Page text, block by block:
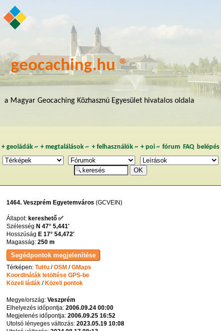
geocaching.hu ®
a Magyar Geocaching Közhasznú Egyesület hivatalos oldala
+ geoládák~ +megtalálások ~ + felhasználók~ + poi~ fórum FAQ belépés
1464. Veszprém Egyetemváros (GCVEIN)
Állapot: kereshető ✅
Szélesség N 47° 5,441'
Hosszúság E 17° 54,472'
Magasság:250 m
Térképen:TuHu /OSM /GMaps
Koordináták letöltése GPS-be
Közeli ládák / Közeli pontok
Megye/ország:Veszprém
Elhelyezés időpontja:2006.09.24 00:00
Megjelenés időpontja:2006.09.25 16:52
Utolsó lényeges változás:2023.05.19 10:08